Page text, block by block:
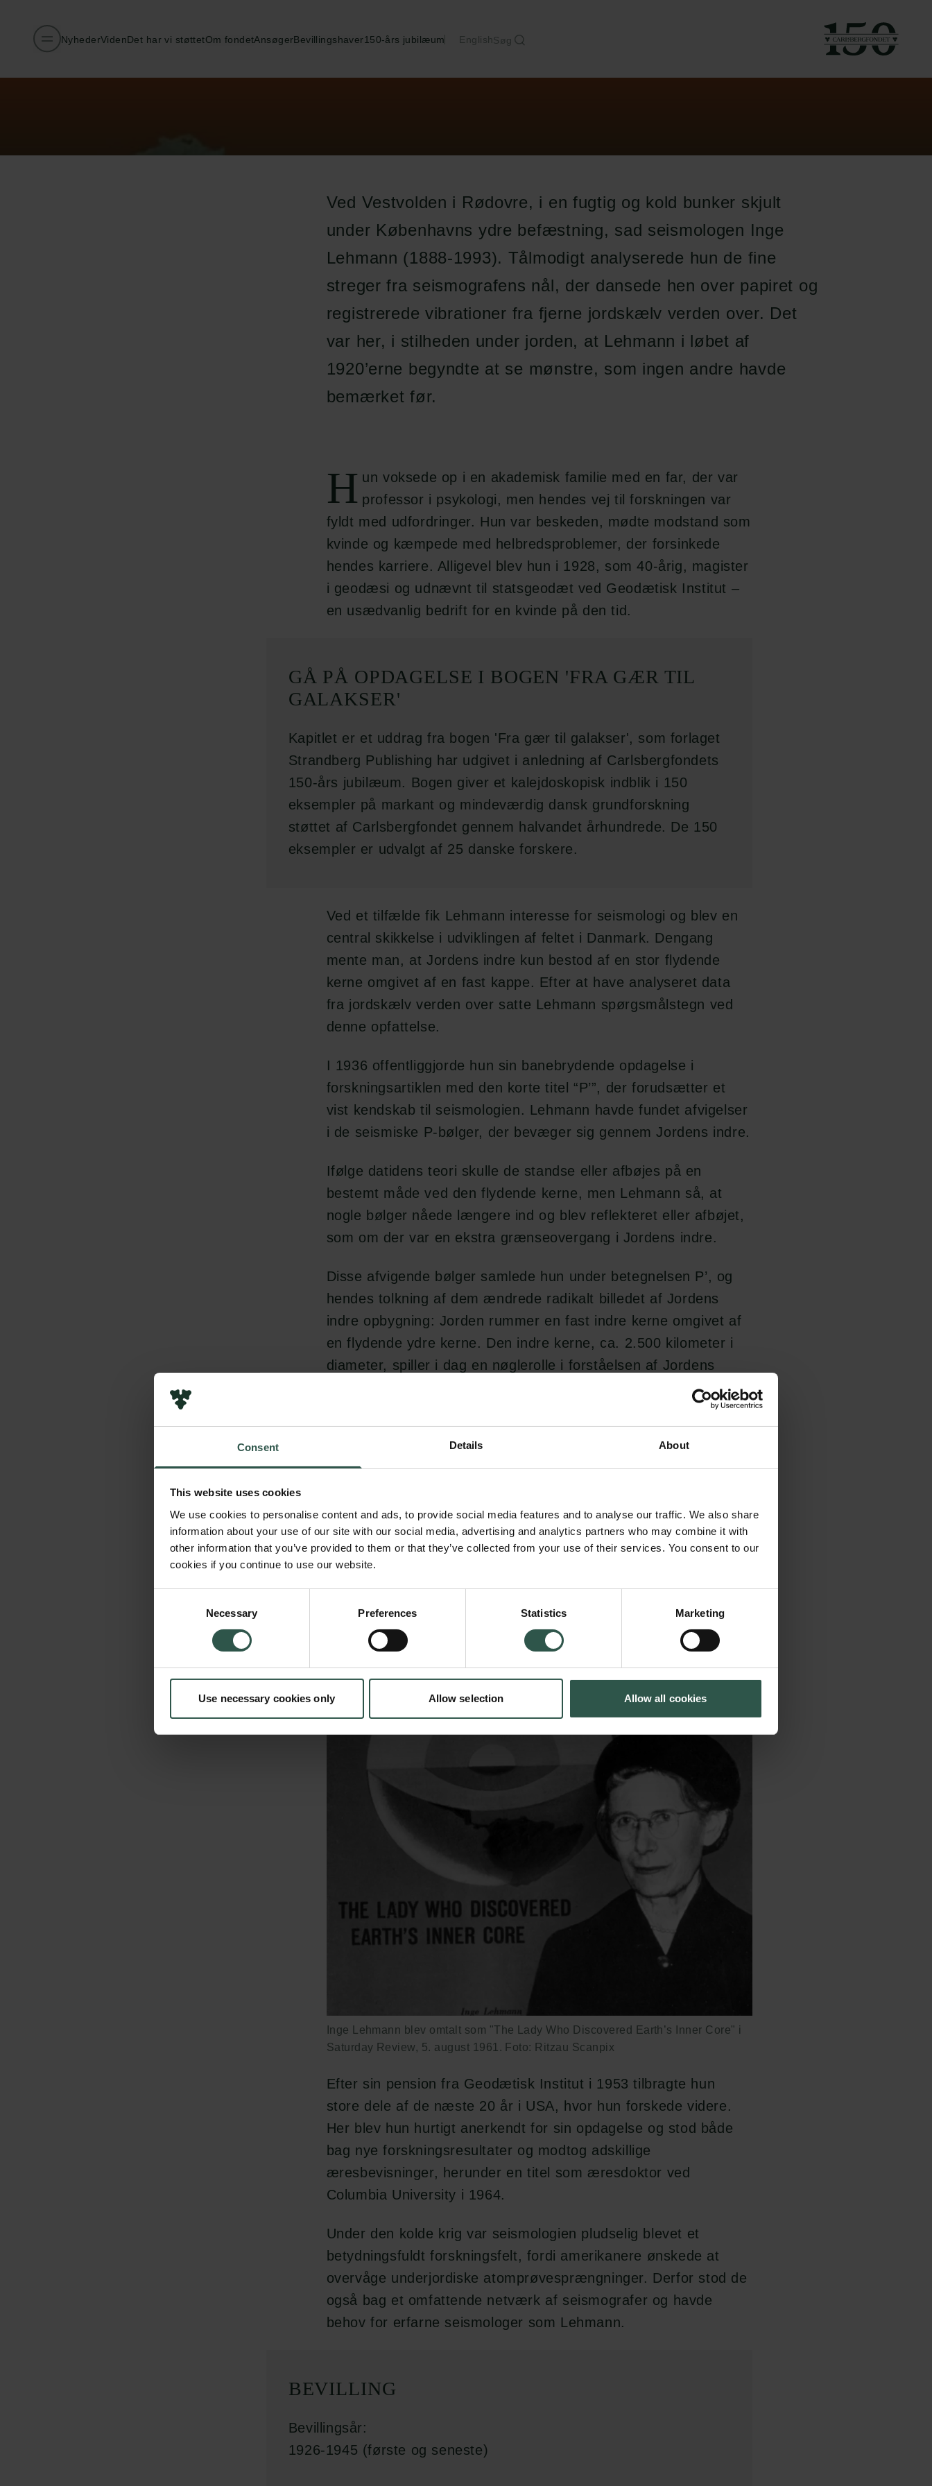
Consent Details About
This website uses cookies
We use cookies to personalise content and ads, to provide social media features and to analyse our traffic. We also share
information about your use of our site with our social media, advertising and analytics partners who may combine it with
other information that you’ve provided to them or that they’ve collected from your use of their services. You consent to our
cookies if you continue to use our website.
Necessary Preferences Statistics Marketing
Use necessary cookies only Allow selection Allow all cookies
NyhederVidenDet har vi støttetOm fondetAnsøgerBevillingshaver150-års jubilæum EnglishSøg
Ved Vestvolden i Rødovre, i en fugtig og kold bunker skjult
under Københavns ydre befæstning, sad seismologen Inge
Lehmann (1888-1993). Tålmodigt analyserede hun de fine
streger fra seismografens nål, der dansede hen over papiret og
registrerede vibrationer fra fjerne jordskælv verden over. Det
var her, i stilheden under jorden, at Lehmann i løbet af
1920’erne begyndte at se mønstre, som ingen andre havde
bemærket før.
H un voksede op i en akademisk familie med en far, der var
professor i psykologi, men hendes vej til forskningen var
fyldt med udfordringer. Hun var beskeden, mødte modstand som
kvinde og kæmpede med helbredsproblemer, der forsinkede
hendes karriere. Alligevel blev hun i 1928, som 40-årig, magister
i geodæsi og udnævnt til statsgeodæt ved Geodætisk Institut –
en usædvanlig bedrift for en kvinde på den tid.
GÅ PÅ OPDAGELSE I BOGEN 'FRA GÆR TIL
GALAKSER'
Kapitlet er et uddrag fra bogen 'Fra gær til galakser', som forlaget
Strandberg Publishing har udgivet i anledning af Carlsbergfondets
150-års jubilæum. Bogen giver et kalejdoskopisk indblik i 150
eksempler på markant og mindeværdig dansk grundforskning
støttet af Carlsbergfondet gennem halvandet århundrede. De 150
eksempler er udvalgt af 25 danske forskere.
Ved et tilfælde fik Lehmann interesse for seismologi og blev en
central skikkelse i udviklingen af feltet i Danmark. Dengang
mente man, at Jordens indre kun bestod af en stor flydende
kerne omgivet af en fast kappe. Efter at have analyseret data
fra jordskælv verden over satte Lehmann spørgsmålstegn ved
denne opfattelse.
I 1936 offentliggjorde hun sin banebrydende opdagelse i
forskningsartiklen med den korte titel “P’”, der forudsætter et
vist kendskab til seismologien. Lehmann havde fundet afvigelser
i de seismiske P-bølger, der bevæger sig gennem Jordens indre.
Ifølge datidens teori skulle de standse eller afbøjes på en
bestemt måde ved den flydende kerne, men Lehmann så, at
nogle bølger nåede længere ind og blev reflekteret eller afbøjet,
som om der var en ekstra grænseovergang i Jordens indre.
Disse afvigende bølger samlede hun under betegnelsen P’, og
hendes tolkning af dem ændrede radikalt billedet af Jordens
indre opbygning: Jorden rummer en fast indre kerne omgivet af
en flydende ydre kerne. Den indre kerne, ca. 2.500 kilometer i
diameter, spiller i dag en nøglerolle i forståelsen af Jordens
Trods det opsigtsvækkende arbejde gik der længe, før Lehmann
blev anerkendt – især i Danmark. Hendes arbejde blev brugt af
andre forskere, uden at hun blev citeret, og i 1952 søgte hun et
held.
Inge Lehmann blev omtalt som "The Lady Who Discovered Earth’s Inner Core" i
Saturday Review, 5. august 1961. Foto: Ritzau Scanpix
Efter sin pension fra Geodætisk Institut i 1953 tilbragte hun
store dele af de næste 20 år i USA, hvor hun forskede videre.
Her blev hun hurtigt anerkendt for sin opdagelse og stod både
bag nye forskningsresultater og modtog adskillige
æresbevisninger, herunder en titel som æresdoktor ved
Columbia University i 1964.
Under den kolde krig var seismologien pludselig blevet et
betydningsfuldt forskningsfelt, fordi amerikanere ønskede at
overvåge underjordiske atomprøvesprængninger. Derfor stod de
også bag et omfattende netværk af seismografer og havde
behov for erfarne seismologer som Lehmann.
BEVILLING
Bevillingsår:
1926-1945 (første og seneste)